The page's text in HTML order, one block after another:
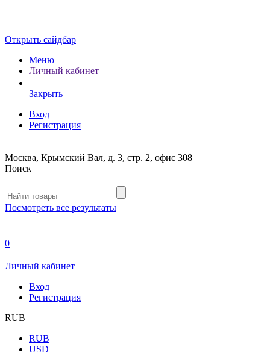
Открыть сайдбар
Меню
Личный кабинет
Закрыть
Вход
Регистрация
Москва, Крымский Вал, д. 3, стр. 2, офис 308
Поиск
Посмотреть все результаты
0
Личный кабинет
Вход
Регистрация
RUB
RUB
USD